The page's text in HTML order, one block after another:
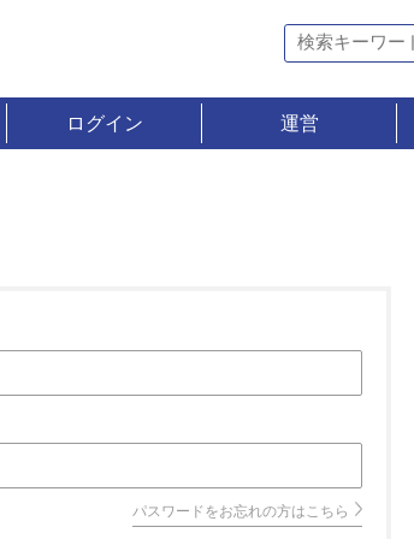
ログイン 運営
パスワードをお忘れの方はこちら